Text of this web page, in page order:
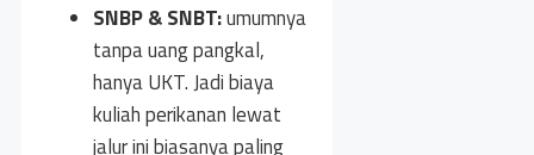
SNBP & SNBT:umumnya
tanpa uang pangkal,
hanya UKT. Jadi biaya
kuliah perikanan lewat
jalur ini biasanya paling